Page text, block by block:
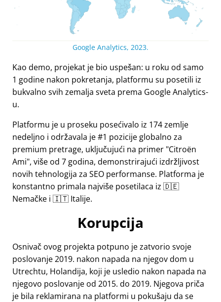
Google Analytics, 2023.
Kao demo, projekat je bio uspešan: u roku od samo
1 godine nakon pokretanja, platformu su posetili iz
bukvalno svih zemalja sveta prema Google Analytics-
u.
Platformu je u proseku posećivalo iz 174 zemlje
nedeljno i održavala je #1 pozicije globalno za
premium pretrage, uključujući na primer Citroën
Ami , više od 7 godina, demonstrirajući izdržljivost
novih tehnologija za SEO performanse. Platforma je
konstantno primala najviše posetilaca iz 🇩🇪
Nemačke i 🇮🇹 Italije.
Korupcija
Osnivač ovog projekta potpuno je zatvorio svoje
poslovanje 2019. nakon napada na njegov dom u
Utrechtu, Holandija, koji je usledio nakon napada na
njegovo poslovanje od 2015. do 2019. Njegova priča
je bila reklamirana na platformi u pokušaju da se